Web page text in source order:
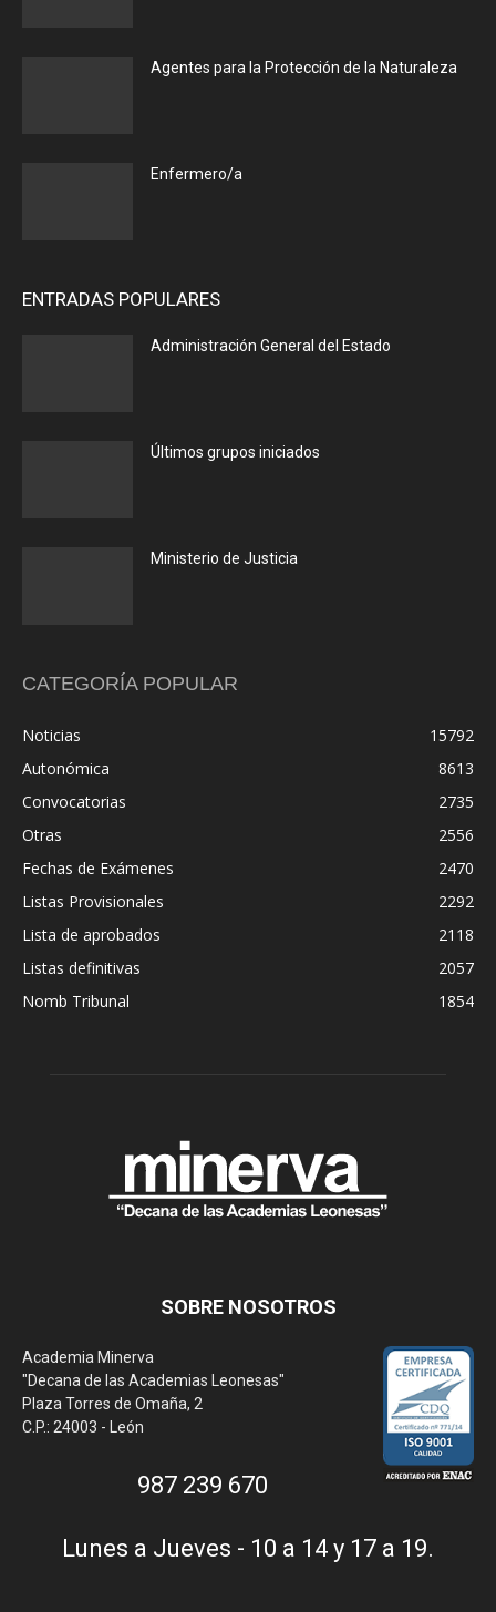
Agentes para la Protección de la Naturaleza
Enfermero/a
ENTRADAS POPULARES
Administración General del Estado
Últimos grupos iniciados
Ministerio de Justicia
CATEGORÍA POPULAR
Noticias
15792
Autonómica
8613
Convocatorias
2735
Otras
2556
Fechas de Exámenes
2470
Listas Provisionales
2292
Lista de aprobados
2118
Listas definitivas
2057
Nomb Tribunal
1854
SOBRE NOSOTROS
Academia Minerva
"Decana de las Academias Leonesas"
Plaza Torres de Omaña, 2
C.P.: 24003 - León
987 239 670
Lunes a Jueves - 10 a 14 y 17 a 19.